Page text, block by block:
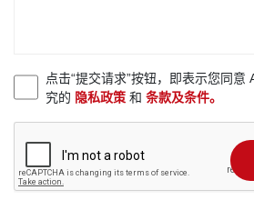
点击“提交请求”按钮，即表示您同意
究的 隐私政策 和条款及条件。